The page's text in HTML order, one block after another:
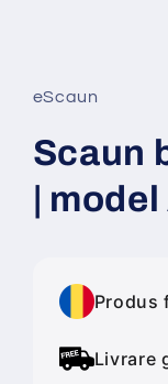
fereastră
modală
eScaun
Scaun
| model
Produs
Livrare